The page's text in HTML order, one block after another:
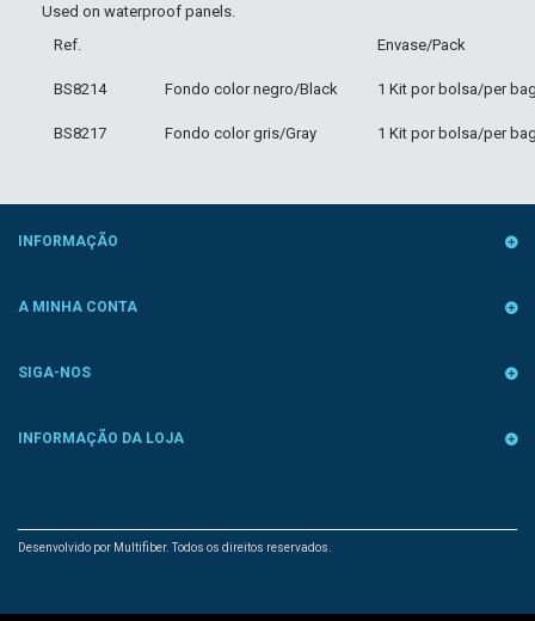
Used on waterproof panels.
Ref.
Envase/Pack
BS8214 Fondo color negro/Black 1 Kit por bolsa/per
BS8217 Fondo color gris/Gray 1 Kit por bolsa/per
INFORMAÇÃO
Desenvolvido por Multifiber. Todos os direitos reservados.
A MINHA CONTA
SIGA-NOS
INFORMAÇÃO DA LOJA